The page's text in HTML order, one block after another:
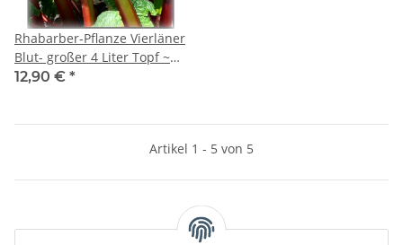
Rhabarber-Pflanze Vierläner
Blut- großer 4 Liter Topf ~
Schmackhaft &
12,90 € *
Artikel 1 - 5 von 5